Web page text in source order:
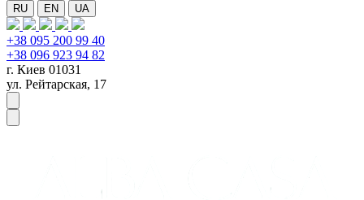
RU EN UA
+38 095 200 99 40
+38 096 923 94 82
г. Киев 01031
ул. Рейтарская, 17